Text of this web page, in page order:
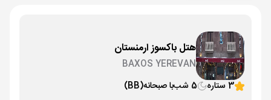
هتل باکسوز ارمنستان
BAXOS YEREVAN
3 ستاره
5 شب با صبحانه(BB)